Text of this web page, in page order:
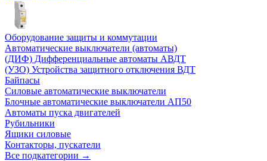
Оборудование защиты и коммутации
Автоматические выключатели (автоматы)
(ДИФ) Дифференциальные автоматы АВДТ
(УЗО) Устройства защитного отключения ВДТ
Байпасы
Силовые автоматические выключатели
Блочные автоматические выключатели АП50
Автоматы пуска двигателей
Рубильники
Ящики силовые
Контакторы, пускатели
Все подкатегории →